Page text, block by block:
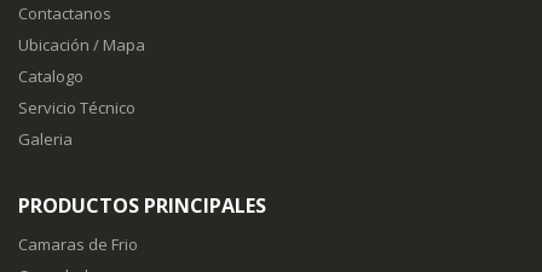
Contactanos
Ubicación / Mapa
Catalogo
Servicio Técnico
Galeria
PRODUCTOS PRINCIPALES
Camaras de Frio